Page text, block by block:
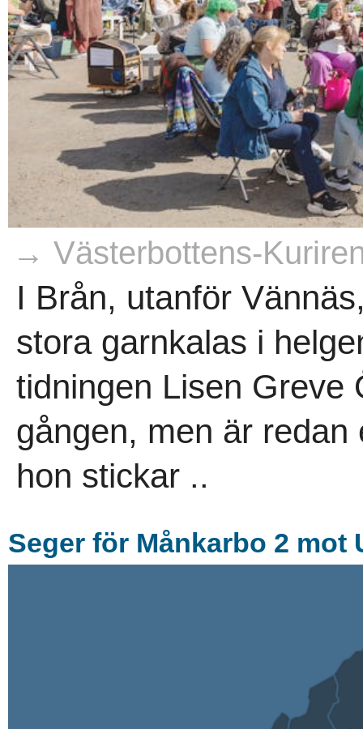
→ Västerbottens-
I Brån, utanför
stora garnkalas i
tidningen Lisen Greve
gången, men är
hon stickar ..
Seger för Månkarbo 2 mot